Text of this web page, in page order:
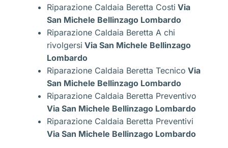
Riparazione Caldaia Beretta Costi Via
San Michele Bellinzago Lombardo
Riparazione Caldaia Beretta A chi
rivolgersi Via San Michele Bellinzago
Lombardo
Riparazione Caldaia Beretta Tecnico Via
San Michele Bellinzago Lombardo
Riparazione Caldaia Beretta Preventivo
Via San Michele Bellinzago Lombardo
Riparazione Caldaia Beretta Preventivi
Via San Michele Bellinzago Lombardo